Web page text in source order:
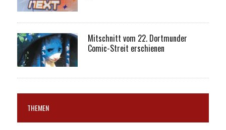
Mitschnitt vom 22. Dortmunder
Comic-Streit erschienen
THEMEN